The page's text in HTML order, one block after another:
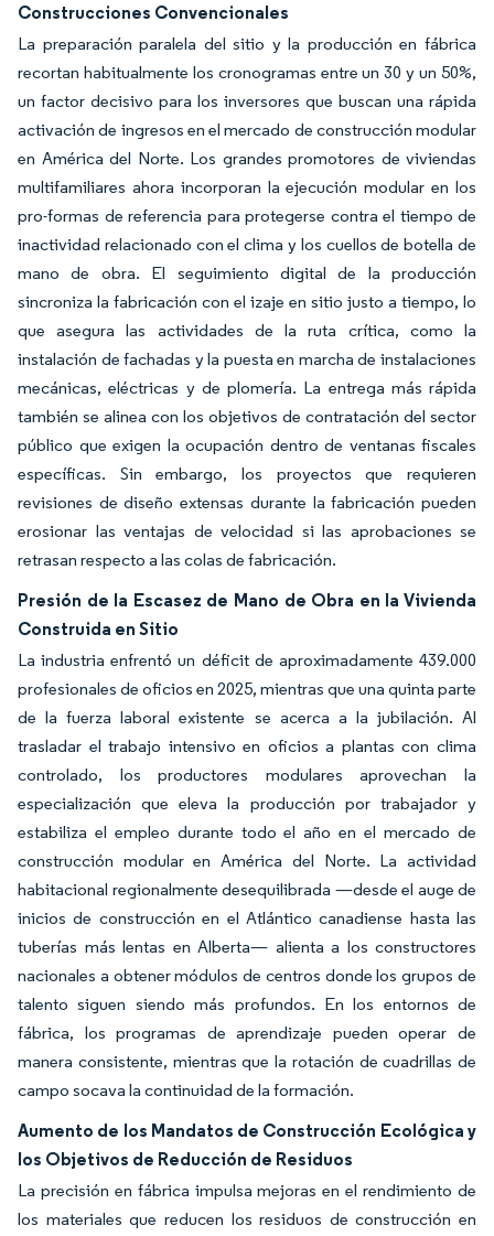
Construcciones Convencionales
La preparación paralela del sitio y la producción en fábrica
recortan habitualmente los cronogramas entre un 30 y un 50%,
un factor decisivo para los inversores que buscan una rápida
activación de ingresos en el mercado de construcción modular
en América del Norte. Los grandes promotores de viviendas
multifamiliares ahora incorporan la ejecución modular en los
pro-formas de referencia para protegerse contra el tiempo de
inactividad relacionado con el clima y los cuellos de botella de
mano de obra. El seguimiento digital de la producción
sincroniza la fabricación con el izaje en sitio justo a tiempo, lo
que asegura las actividades de la ruta crítica, como la
instalación de fachadas y la puesta en marcha de instalaciones
mecánicas, eléctricas y de plomería. La entrega más rápida
también se alinea con los objetivos de contratación del sector
público que exigen la ocupación dentro de ventanas fiscales
específicas. Sin embargo, los proyectos que requieren
revisiones de diseño extensas durante la fabricación pueden
erosionar las ventajas de velocidad si las aprobaciones se
retrasan respecto a las colas de fabricación.
Presión de la Escasez de Mano de Obra en la Vivienda
Construida en Sitio
La industria enfrentó un déficit de aproximadamente 439.000
profesionales de oficios en 2025, mientras que una quinta parte
de la fuerza laboral existente se acerca a la jubilación. Al
trasladar el trabajo intensivo en oficios a plantas con clima
controlado, los productores modulares aprovechan la
especialización que eleva la producción por trabajador y
estabiliza el empleo durante todo el año en el mercado de
construcción modular en América del Norte. La actividad
habitacional regionalmente desequilibrada —desde el auge de
inicios de construcción en el Atlántico canadiense hasta las
tuberías más lentas en Alberta— alienta a los constructores
nacionales a obtener módulos de centros donde los grupos de
talento siguen siendo más profundos. En los entornos de
fábrica, los programas de aprendizaje pueden operar de
manera consistente, mientras que la rotación de cuadrillas de
campo socava la continuidad de la formación.
Aumento de los Mandatos de Construcción Ecológica y
los Objetivos de Reducción de Residuos
La precisión en fábrica impulsa mejoras en el rendimiento de
los materiales que reducen los residuos de construcción en